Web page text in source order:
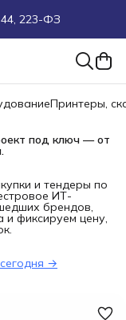
223-ФЗ
Принтеры,
под ключ — от
и тендеры по
ИТ-
брендов,
и фиксируем цену,
→